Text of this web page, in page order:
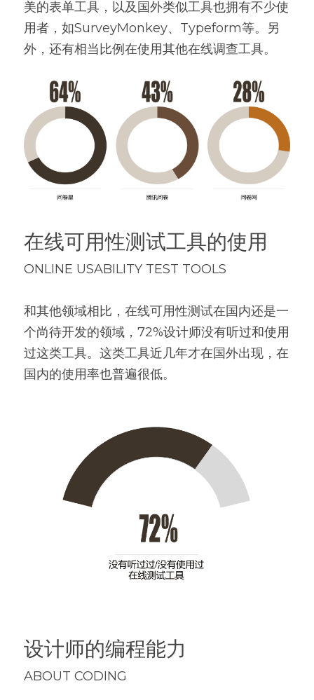
美的表单工具，以及国外类似工具也拥有不少使
用者，如SurveyMonkey、Typeform等。另
外，还有相当比例在使用其他在线调查工具。
在线可用性测试工具的使用
ONLINE USABILITY TEST TOOLS
和其他领域相比，在线可用性测试在国内还是一
个尚待开发的领域，72%设计师没有听过和使用
过这类工具。这类工具近几年才在国外出现，在
国内的使用率也普遍很低。
设计师的编程能力
ABOUT CODING